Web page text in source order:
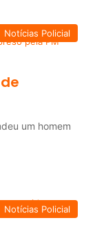
Notícias Policial
um homem
Notícias Policial